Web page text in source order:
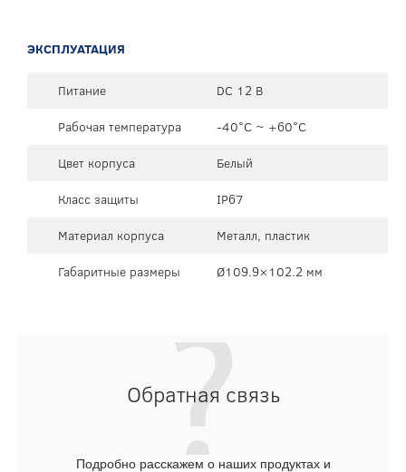
ЭКСПЛУАТАЦИЯ
Питание
DC 12 В
Рабочая температура
-40°C ~ +60°C
Цвет корпуса
Белый
Класс защиты
IP67
Материал корпуса
Металл, пластик
Габаритные размеры
Ø109.9×102.2 мм
Обратная связь
Подробно расскажем о наших продуктах и